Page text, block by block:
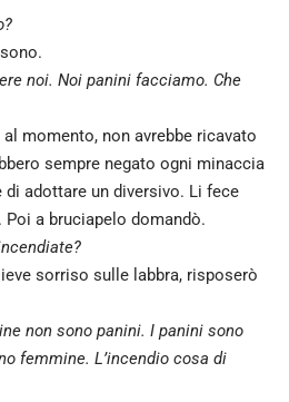
noi. Noi panini facciamo. Che
momento, non avrebbe ricavato
sempre negato ogni minaccia
adottare un diversivo. Li fece
a bruciapelo domandò.
sorriso sulle labbra, risposerò
non sono panini. I panini sono
femmine. L’incendio cosa di